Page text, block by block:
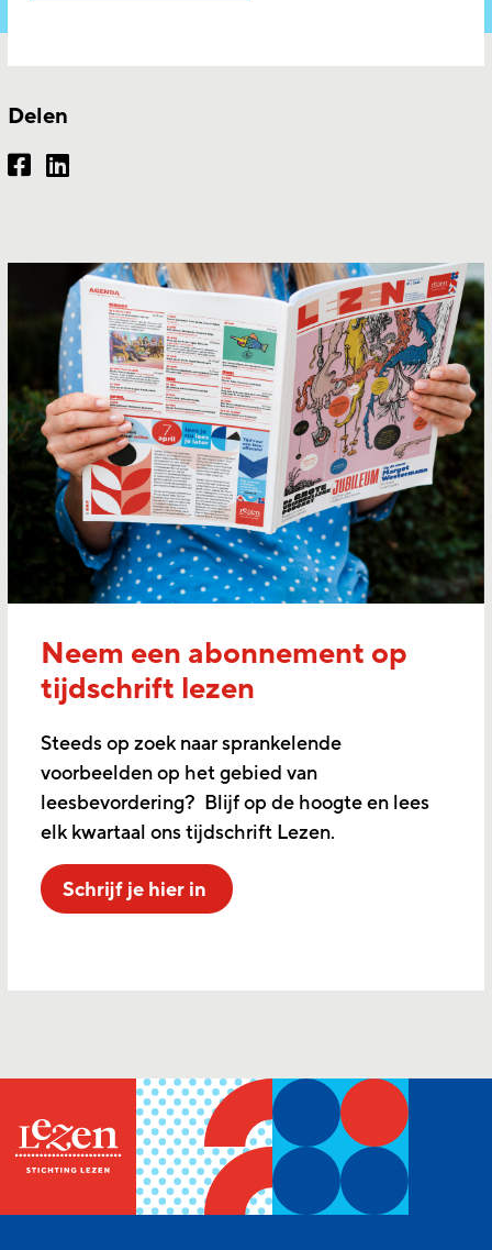
Delen
Neem een abonnement op
tijdschrift lezen
Steeds op zoek naar sprankelende
voorbeelden op het gebied van
leesbevordering? Blijf op de hoogte en lees
elk kwartaal ons tijdschrift Lezen.
Schrijf je hier in